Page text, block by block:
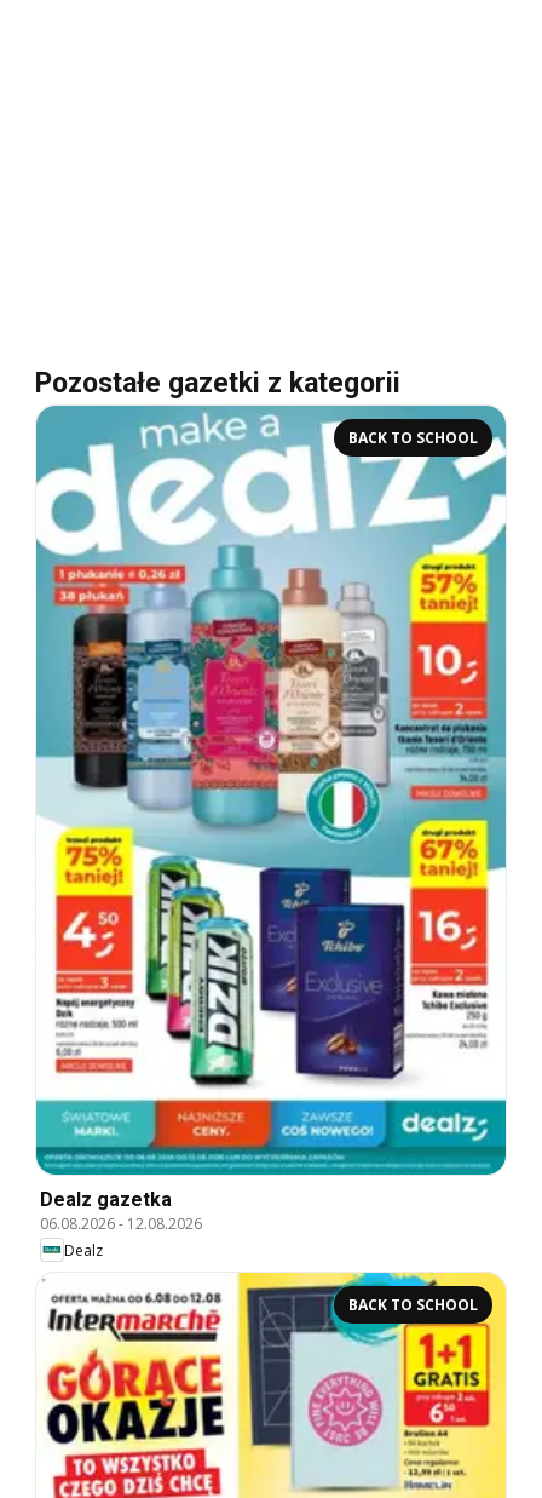
Pozostałe gazetki z kategorii
BACK TO SCHOOL
Dealz gazetka
06.08.2026- 12.08.2026
Dealz
BACK TO SCHOOL